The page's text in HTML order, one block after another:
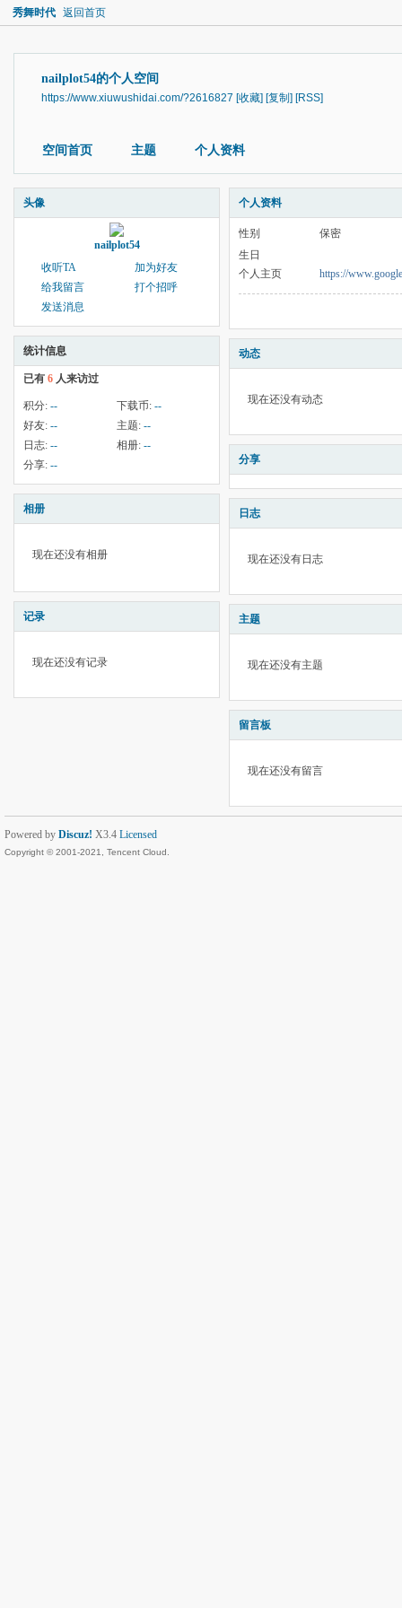
秀舞时代 返回首页
nailplot54的个人空间
https://www.xiuwushidai.com/?2616827 [收藏] [复制] [RSS]
空间首页 主题 个人资料
头像
nailplot54
收听TA
加为好友
给我留言
打个招呼
发送消息
统计信息
已有 6 人来访过
积分: -- 下载币: --
好友: -- 主题: --
日志: -- 相册: --
分享: --
相册
现在还没有相册
记录
现在还没有记录
个人资料
性别
保密
生日
个人主页
https://
动态
现在还没有动态
分享
日志
现在还没有日志
主题
现在还没有主题
留言板
现在还没有留言
Powered by Discuz! X3.4 Licensed
Copyright © 2001-2021, Tencent Cloud.